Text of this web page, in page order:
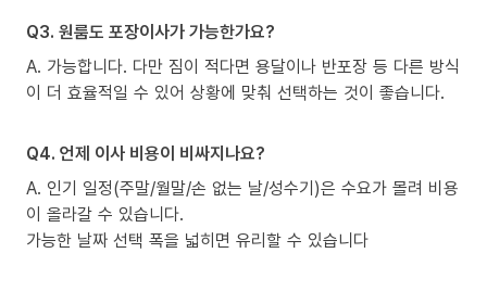
Q3. 원룸도 포장이사가 가능한가요?
A. 가능합니다. 다만 짐이 적다면 용달이나 반포장 등 다른 방식
이 더 효율적일 수 있어 상황에 맞춰 선택하는 것이 좋습니다.
Q4. 언제 이사 비용이 비싸지나요?
A. 인기 일정(주말/월말/손 없는 날/성수기)은 수요가 몰려 비용
이 올라갈 수 있습니다.
가능한 날짜 선택 폭을 넓히면 유리할 수 있습니다